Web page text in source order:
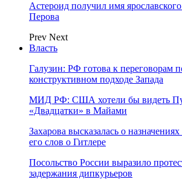
Астероид получил имя
Перова
Prev Next
Власть
Галузин: РФ готова к переговорам
конструктивном подходе Запада
МИД РФ: США хотели бы видеть
«Двадцатки» в Майами
Захарова высказалась о
его слов о Гитлере
Посольство России выразило
задержания дипкурьеров